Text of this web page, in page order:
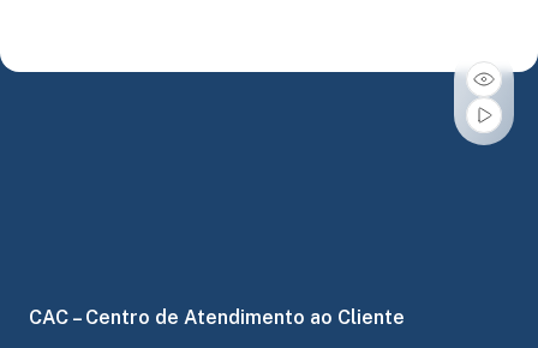
CAC – Centro de Atendimento ao Cliente